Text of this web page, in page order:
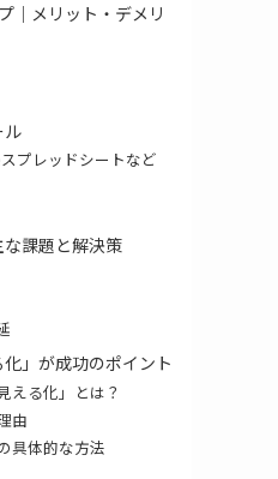
｜メリット・デメリ
ル
プレッドシートなど
課題と解決策
」が成功のポイント
える化」とは？
由
具体的な方法